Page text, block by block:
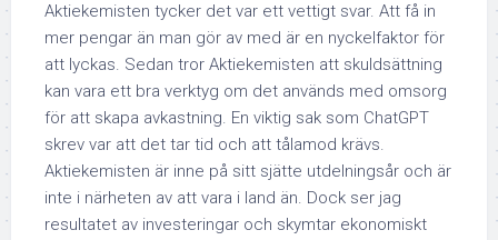
Aktiekemisten tycker det var ett vettigt svar. Att få in
mer pengar än man gör av med är en nyckelfaktor för
att lyckas. Sedan tror Aktiekemisten att skuldsättning
kan vara ett bra verktyg om det används med omsorg
för att skapa avkastning. En viktig sak som ChatGPT
skrev var att det tar tid och att tålamod krävs.
Aktiekemisten är inne på sitt sjätte utdelningsår och är
inte i närheten av att vara i land än. Dock ser jag
resultatet av investeringar och skymtar ekonomiskt